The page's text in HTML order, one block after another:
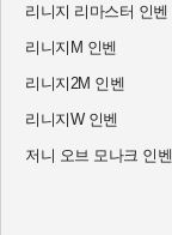
리니지 리마스터 인벤
리니지M 인벤
리니지2M 인벤
리니지W 인벤
저니 오브 모나크 인벤